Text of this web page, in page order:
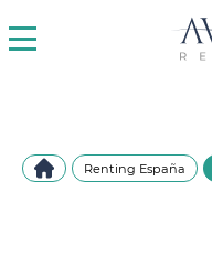
Renting España